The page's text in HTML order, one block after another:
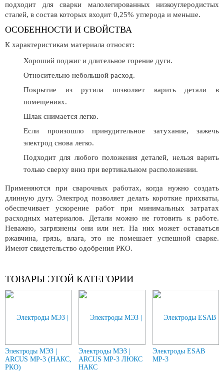
подходит для сварки малолегированных низкоуглеродистых
сталей, в состав которых входит 0,25% углерода и меньше.
ОСОБЕННОСТИ И СВОЙСТВА
К характеристикам материала относят:
Хороший поджиг и длительное горение дуги.
Относительно небольшой расход.
Покрытие из рутила позволяет варить детали в
помещениях.
Шлак снимается легко.
Если произошло принудительное затухание, зажечь
электрод снова легко.
Подходит для любого положения деталей, нельзя варить
только сверху вниз при вертикальном расположении.
Применяются при сварочных работах, когда нужно создать
длинную дугу. Электрод позволяет делать короткие прихваты,
обеспечивает ускорение работ при минимальных затратах
расходных материалов. Детали можно не готовить к работе.
Неважно, загрязнены они или нет. На них может оставаться
ржавчина, грязь, влага, это не помешает успешной сварке.
Имеют свидетельство одобрения РКО.
ТОВАРЫ ЭТОЙ КАТЕГОРИИ
Электроды МЭЗ |
ARCUS МР-3 (НАКС,
РКО)
Электроды МЭЗ |
ARCUS МР-3 ЛЮКС
НАКС
Электроды ESAB
МР-3